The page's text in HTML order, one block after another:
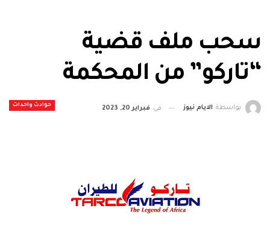
سحب ملف قضية
“تاركو” من المحكمة
حوادث واحداث بواسطة الايام نيوز في فبراير 20, 2023